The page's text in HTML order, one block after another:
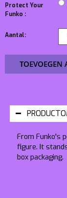
Protect Your
Funko :
Aantal:
TOEVOEGEN
From Funko's
figure. It
box packaging.